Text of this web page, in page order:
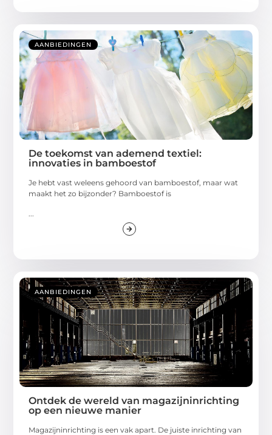
AANBIEDINGEN
De toekomst van ademend textiel:
innovaties in bamboestof
Je hebt vast weleens gehoord van bamboestof, maar wat
maakt het zo bijzonder? Bamboestof is
AANBIEDINGEN
Ontdek de wereld van magazijninrichting
op een nieuwe manier
Magazijninrichting is een vak apart. De juiste inrichting van